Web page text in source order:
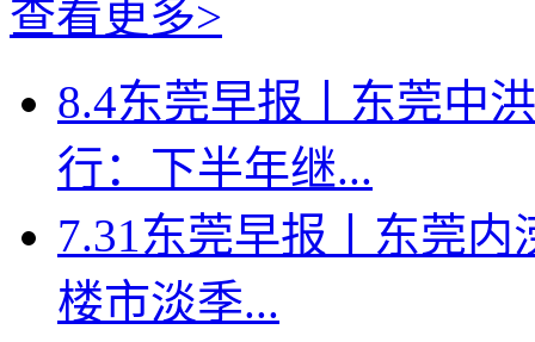
查看更多>
8.4东莞早报丨东莞中
行：下半年继...
7.31东莞早报丨东莞
楼市淡季...